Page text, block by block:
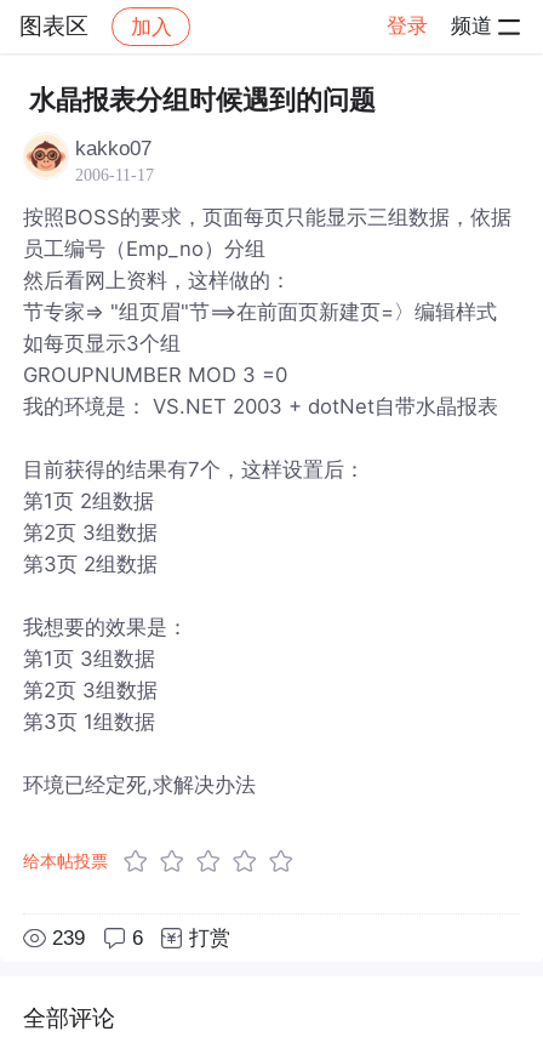
图表区 加入 登录 频道
社区 图表区 帖子详情
水晶报表分组时候遇到的问题
kakko07
2006-11-17
按照BOSS的要求，页面每页只能显示三组数据，依据
员工编号（Emp_no）分组
然后看网上资料，这样做的：
节专家=> "组页眉"节==>在前面页新建页=〉编辑样式
如每页显示3个组
GROUPNUMBER MOD 3 =0
我的环境是： VS.NET 2003 + dotNet自带水晶报表
目前获得的结果有7个，这样设置后：
第1页 2组数据
第2页 3组数据
第3页 2组数据
我想要的效果是：
第1页 3组数据
第2页 3组数据
第3页 1组数据
环境已经定死,求解决办法
给本帖投票
239 6 打赏
全部评论